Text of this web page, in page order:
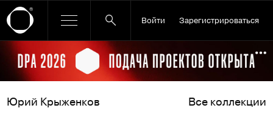
Войти Зарегистрироваться
Ссылка баннера
Юрий Крыженков Все коллекции